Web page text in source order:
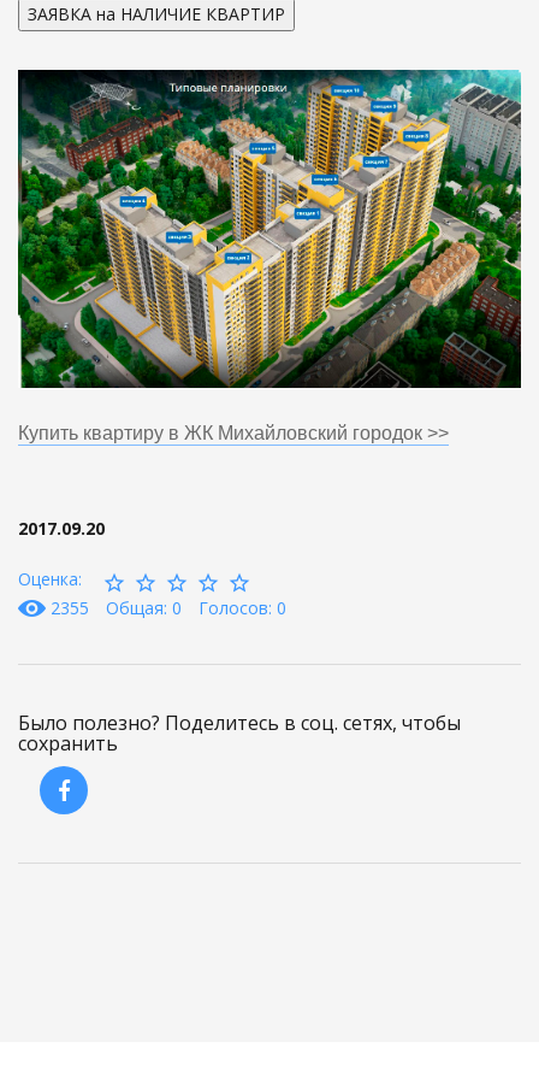
ЗАЯВКА на НАЛИЧИЕ КВАРТИР
Купить квартиру в ЖК Михайловский городок >>
2017.09.20
Оценка:
2355
Общая: 0 Голосов: 0
Было полезно? Поделитесь в соц. сетях, чтобы
сохранить